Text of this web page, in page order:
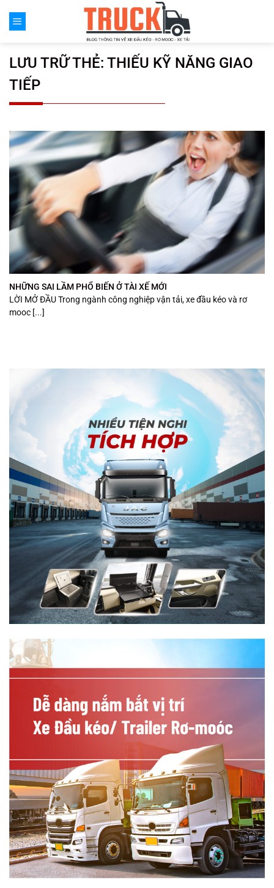
đến
LƯU TRỮ THẺ: THIẾU KỸ NĂNG GIAO
TIẾP
NHỮNG SAI LẦM PHỔ BIẾN Ở TÀI XẾ MỚI
LỜI MỞ ĐẦU Trong ngành công nghiệp vận tải, xe đầu kéo và rơ
mooc [...]